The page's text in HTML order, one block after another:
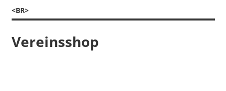
<BR>
Vereinsshop